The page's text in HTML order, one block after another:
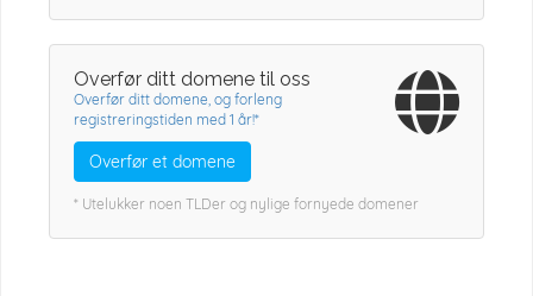
Overfør ditt domene til oss
Overfør ditt domene, og forleng
registreringstiden med 1 år!*
Overfør et domene
* Utelukker noen TLDer og nylige fornyede domener